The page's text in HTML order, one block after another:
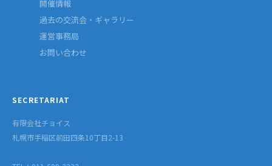
開催情報
過去の交流会・ギャラリー
運営事務局
お問い合わせ
SECRETARIAT
有限会社チョイス
札幌市手稲区前田四条10丁目2-13